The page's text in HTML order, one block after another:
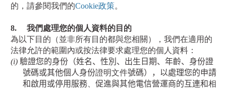
的，請參閱我們的Cookie政策。
8.
我們處理您的個人資料的目的
為以下目的（並非所有目的都與您相關），我們在適用的
法律允許的範圍內或按法律要求處理您的個人資料：
(i) 驗證您的身份（姓名、性別、出生日期、年齡、身份證
號碼或其他個人身份證明文件號碼），以處理您的申請
和啟用或停用服務 、促進與其他電信營運商的互連和相